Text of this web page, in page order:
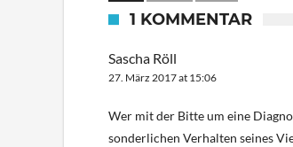
1 KOMMENTAR
Sascha Röll
27. März 2017 at 15:06
Wer mit der Bitte um eine
sonderlichen Verhalten seines